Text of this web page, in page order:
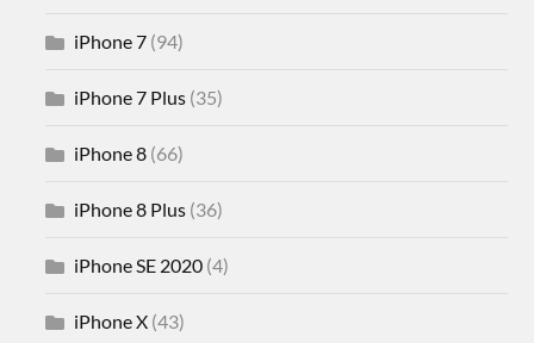
iPhone 7 (94)
iPhone 7 Plus (35)
iPhone 8 (66)
iPhone 8 Plus (36)
iPhone SE 2020 (4)
iPhone X (43)